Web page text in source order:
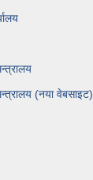
(नया वेबसाइट)